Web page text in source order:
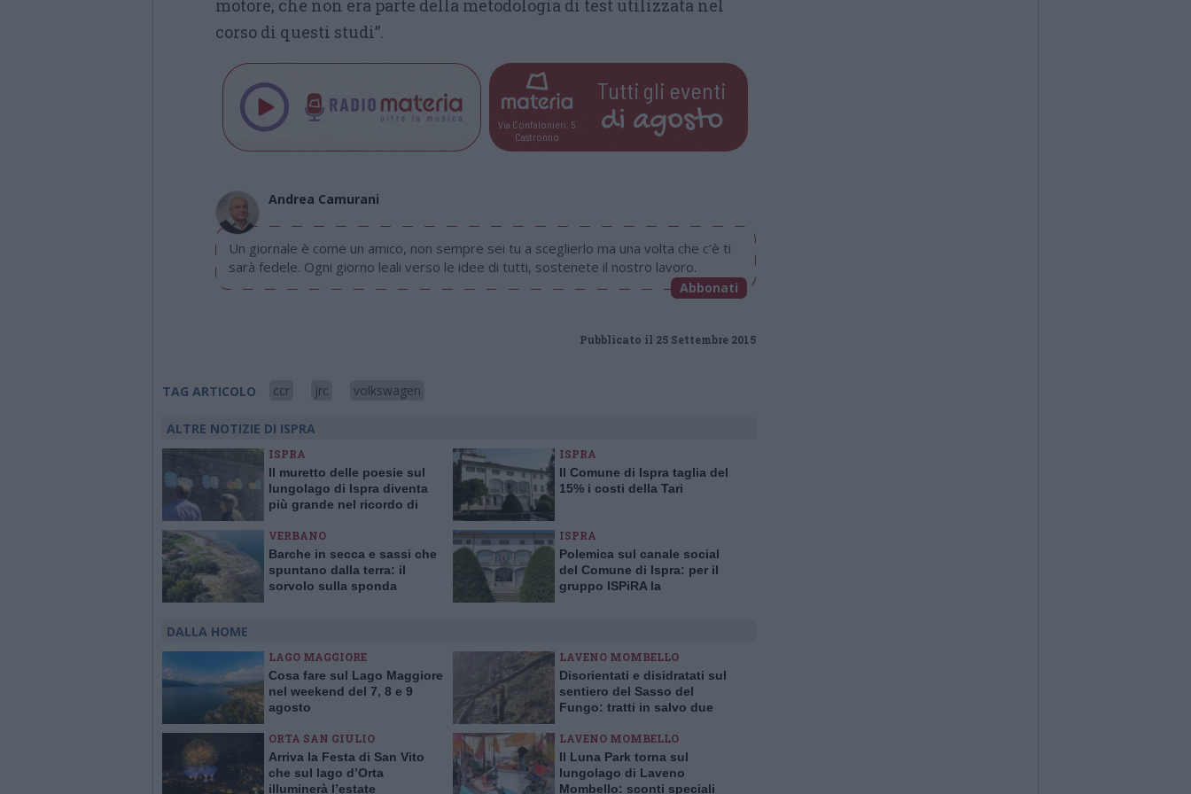
motore, che non era parte della metodologia di test utilizzata nel
corso di questi studi”.
Via Confalonieri, 5
Castronno
Tutti gli eventi
di agosto
Andrea Camurani
Un giornale è come un amico, non sempre sei tu a sceglierlo ma una volta che c’è ti
sarà fedele. Ogni giorno leali verso le idee di tutti, sostenete il nostro lavoro.
Abbonati
Pubblicato il 25 Settembre 2015
TAG ARTICOLO ccr jrc volkswagen
ALTRE NOTIZIE DI ISPRA
ISPRA
Il muretto delle poesie sul
lungolago di Ispra diventa
più grande nel ricordo di
ISPRA
Il Comune di Ispra taglia del
15% i costi della Tari
VERBANO
Barche in secca e sassi che
spuntano dalla terra: il
sorvolo sulla sponda
ISPRA
Polemica sul canale social
del Comune di Ispra: per il
gruppo ISPiRA la
DALLA HOME
LAGO MAGGIORE
Cosa fare sul Lago Maggiore
nel weekend del 7, 8 e 9
agosto
LAVENO MOMBELLO
Disorientati e disidratati sul
sentiero del Sasso del
Fungo: tratti in salvo due
ORTA SAN GIULIO
Arriva la Festa di San Vito
che sul lago d’Orta
illuminerà l’estate
LAVENO MOMBELLO
Il Luna Park torna sul
lungolago di Laveno
Mombello: sconti speciali